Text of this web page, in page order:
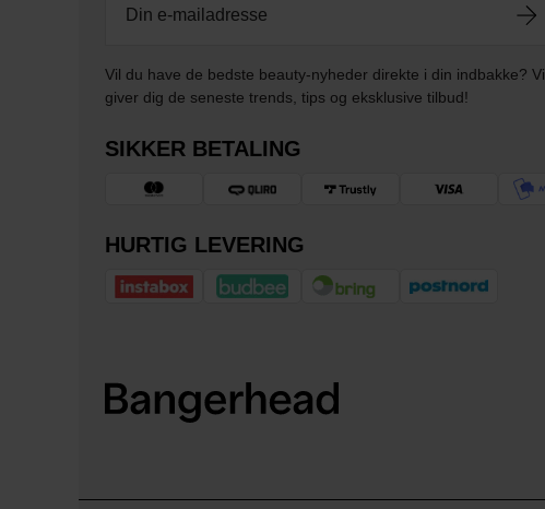
Vil du have de bedste beauty-nyheder direkte i din indbakke? Vi
giver dig de seneste trends, tips og eksklusive tilbud!
SIKKER BETALING
HURTIG LEVERING